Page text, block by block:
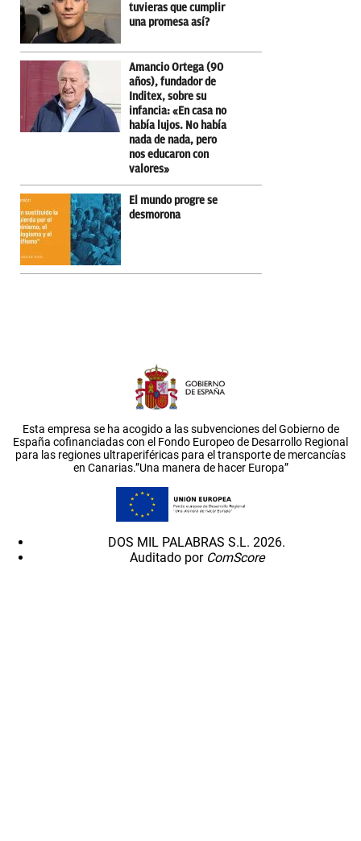
tuvieras que cumplir
una promesa así?
Amancio Ortega (90
años), fundador de
Inditex, sobre su
infancia: «En casa no
había lujos. No había
nada de nada, pero
nos educaron con
valores»
El mundo progre se
desmorona
Esta empresa se ha acogido a las subvenciones del Gobierno de
España cofinanciadas con el Fondo Europeo de Desarrollo Regional
para las regiones ultraperiféricas para el transporte de mercancías
en Canarias.”Una manera de hacer Europa”
DOS MIL PALABRAS S.L. 2026.
Auditado por ComScore